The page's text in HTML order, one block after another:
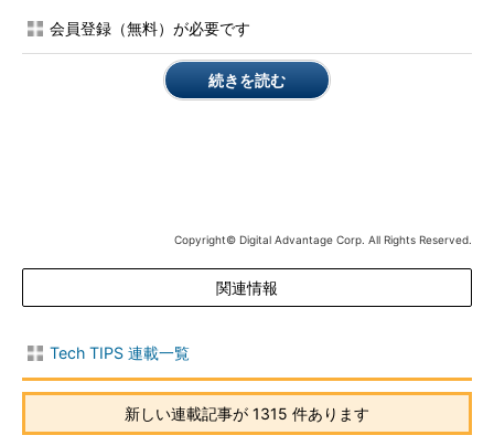
本語版の場合は、上記のナナシ氏のページにある「■ダウンロー
ド」の項目から、「インストーラ(1,169KB)」と書かれているリン
クをクリックし、ファイルUltraVNC102_JP1a_Setup.exeをダウ
ダウンロードしたファイルをダブルクリックするとインストー
ルが始まる。途中でインストール・オプションを選択する画面が
表示されるが、クライアント側のビューアを利用するためには、
インストールしてもそう大きくはないので、［フル インストー
ル］しておいてもよいだろう（サービスとして登録、実行開始し
なければ、フルインストールしても、メモリを消費しない）。
会員登録（無料）が必要です
続きを読む
Copyright© Digital Advantage Corp. All Rights Reserved.
関連情報
Tech TIPS 連載一覧
新しい連載記事が 1315 件あります